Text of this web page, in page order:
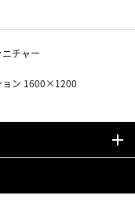
ニチャー
ョン 1600×1200